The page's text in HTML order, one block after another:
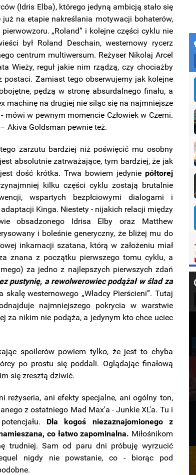
(Idris Elba), którego jedyną ambicją stało się
na etapie nakreślania motywacji bohaterów,
„Roland” i kolejne części cyklu nie
był Roland Deschain, westernowy rycerz
centrum multiwersum. Reżyser Nikolaj Arcel
Wieży, reguł jakie nim rządzą, czy chociażby
Zamiast tego obserwujemy jak kolejne
pędzą w stronę absurdalnego finału, a
machinę na drugiej nie siląc się na najmniejsze
mówi w pewnym momencie Człowiek w Czerni.
– Akiva Goldsman pewnie też.
zarzutu bardziej niż poświęcić mu osobny
absolutnie zatrważające, tym bardziej, że jak
dość krótka. Trwa bowiem jedynie półtorej
kilku części cyklu zostają brutalnie
wspartych bezpłciowymi dialogami i
Kinga. Niestety - nijakich relacji między
obsadzonego Idrisa Elby oraz Matthew
i boleśnie generyczny, że bliżej mu do
inkarnacji szatana, którą w założeniu miał
znana z początku pierwszego tomu cyklu, a
za jedno z najlepszych pierwszych zdań
pustynię, a rewolwerowiec podążał w ślad za
westernowego „Władcy Pierścieni”. Tutaj
najmniejszego pokrycia w warstwie
za nikim nie podąża, a jedynym kto chce uciec
spoilerów powiem tylko, że jest to chyba
po prostu się poddali. Oglądając finałową
się zresztą dziwić.
reżyseria, ani efekty specjalne, ani ogólny ton,
z ostatniego Mad Max'a - Junkie XL'a. Tu i
Dla kogoś niezaznajomionego z
co łatwo zapominalna. Miłośnikom
trudniej. Sam od paru dni próbuję wyrzucić
nigdy nie powstanie, co - biorąc pod